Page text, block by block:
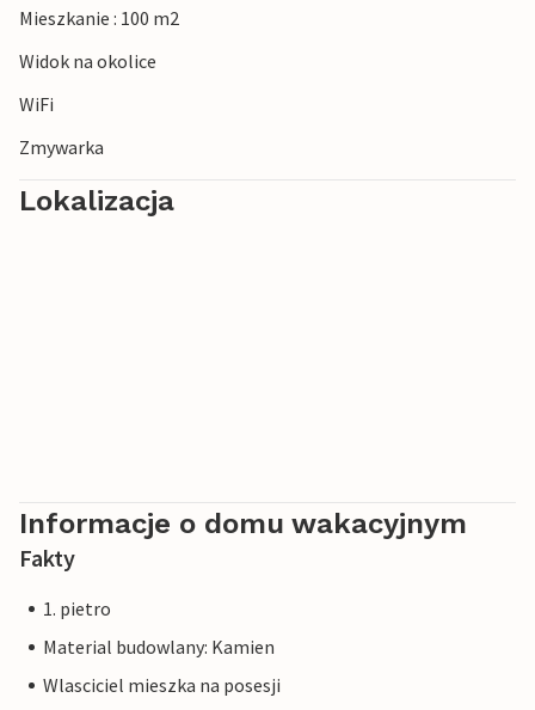
Mieszkanie : 100 m2
Widok na okolice
WiFi
Zmywarka
Lokalizacja
Informacje o domu wakacyjnym
Fakty
1. pietro
Material budowlany: Kamien
Wlasciciel mieszka na posesji